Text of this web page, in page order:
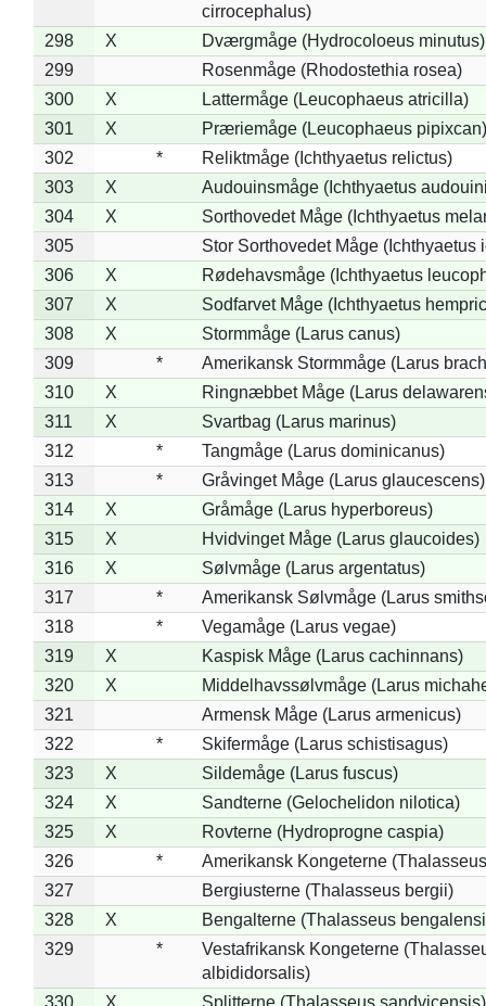
cirrocephalus)
298
X
Dværgmåge (Hydrocoloeus minutus)
299
Rosenmåge (Rhodostethia rosea)
300
X
Lattermåge (Leucophaeus atricilla)
301
X
Præriemåge (Leucophaeus pipixcan)
302
*
Reliktmåge (Ichthyaetus relictus)
303
X
Audouinsmåge (Ichthyaetus
304
X
Sorthovedet Måge (Ichthyaetus
305
Stor Sorthovedet Måge (Ichthyaetus
306
X
Rødehavsmåge (Ichthyaetus
307
X
Sodfarvet Måge (Ichthyaetus
308
X
Stormmåge (Larus canus)
309
*
Amerikansk Stormmåge (Larus
310
X
Ringnæbbet Måge (Larus
311
X
Svartbag (Larus marinus)
312
*
Tangmåge (Larus dominicanus)
313
*
Gråvinget Måge (Larus glaucescens)
314
X
Gråmåge (Larus hyperboreus)
315
X
Hvidvinget Måge (Larus glaucoides)
316
X
Sølvmåge (Larus argentatus)
317
*
Amerikansk Sølvmåge (Larus
318
*
Vegamåge (Larus vegae)
319
X
Kaspisk Måge (Larus cachinnans)
320
X
Middelhavssølvmåge (Larus
321
Armensk Måge (Larus armenicus)
322
*
Skifermåge (Larus schistisagus)
323
X
Sildemåge (Larus fuscus)
324
X
Sandterne (Gelochelidon nilotica)
325
X
Rovterne (Hydroprogne caspia)
326
*
Amerikansk Kongeterne
327
Bergiusterne (Thalasseus bergii)
328
X
Bengalterne (Thalasseus
329
*
Vestafrikansk Kongeterne
albididorsalis)
330
X
Splitterne (Thalasseus sandvicensis)